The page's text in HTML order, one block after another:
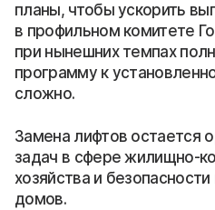
планы, чтобы ускорить
в профильном комитете
при нынешних темпах
программу к
сложно.
Замена лифтов остается
задач в сфере жилищно-
хозяйства и
домов.